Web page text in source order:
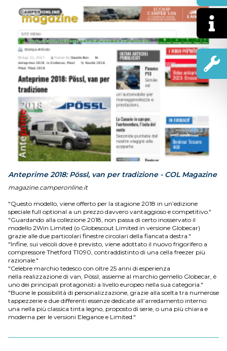
Anteprime 2018: Pössl, van per tradizione - COL Magazine
magazine.camperonline.it
"Questo modello, viene offerto per la stagione 2018 in un’edizione
speciale full optional a un prezzo davvero vantaggioso e competitivo."
"Guardando alla collezione 2018, non passa di certo inosservato il
modello 2Win Limited (o Globescout Limited in versione Globecar)
grazie alle due particolari finestre circolari della fiancata destra."
"Infine, sui veicoli dove è previsto, viene adottato il nuovo frigorifero a
compressore Thetford T1090, contraddistinto di una cella freezer più
razionale."
"Celebre marchio tedesco con oltre 25 anni di esperienza
nella realizzazione di van, Pössl, assieme al marchio gemello Globecar, è
uno dei principali protagonisti a livello europeo nella sua categoria."
"Buone le possibilità di personalizzazione, grazie alla scelta tra numerose
tappezzerie e due differenti essenze dedicate all’arredamento interno:
una nella più classica tinta legno, proposto di serie, o una più chiara e
moderna per le versioni Elegance e Limited."